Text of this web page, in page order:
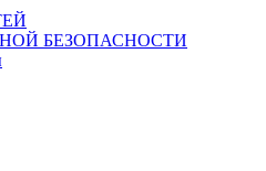
БЕЗОПАСНОСТИ